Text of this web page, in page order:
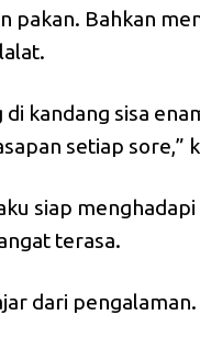
pakan. Bahkan
di kandang sisa
setiap sore,”
siap
terasa.
dari